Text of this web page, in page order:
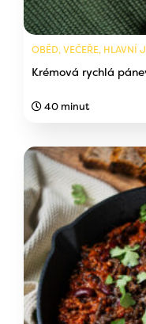
OBĚD, VEČEŘE, HLAVNÍ
Krémová rychlá
40 minut